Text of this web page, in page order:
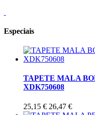
Especiais
TAPETE MALA
XDK750608
25,15 € 26,47 €